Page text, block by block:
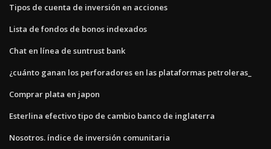
Tipos de cuenta de inversión en acciones
Lista de fondos de bonos indexados
Chat en línea de suntrust bank
¿cuánto ganan los perforadores en las plataformas petroleras_
Comprar plata en japon
Esterlina efectivo tipo de cambio banco de inglaterra
Nosotros. índice de inversión comunitaria